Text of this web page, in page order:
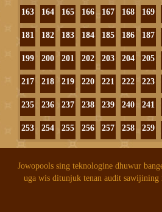
163 164 165 166 167 168 169
181 182 183 184 185 186 187
199 200 201 202 203 204 205
217 218 219 220 221 222 223
235 236 237 238 239 240 241
253 254 255 256 257 258 259
Jowopools sing teknologine dhuwur
uga wis ditunjuk tenan audit sawijining